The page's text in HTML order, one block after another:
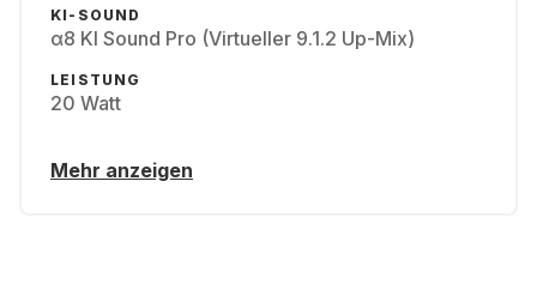
KI-SOUND
α8 KI Sound Pro (Virtueller 9.1.2 Up-Mix)
LEISTUNG
20 Watt
Mehr anzeigen